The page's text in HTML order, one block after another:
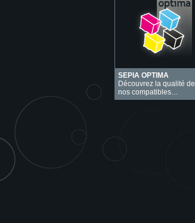
SEPIA OPTIMA
Découvrez la qualité de
nos compatibles…